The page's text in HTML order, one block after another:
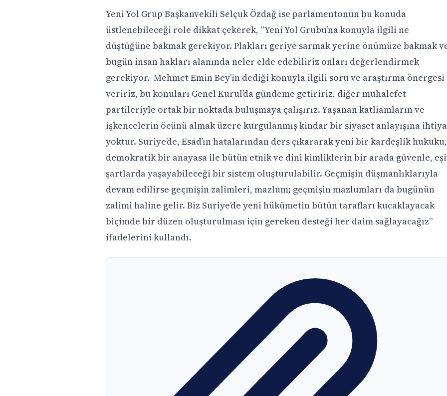
Yeni Yol Grup Başkanvekili Selçuk Özdağ ise parlamentonun bu konuda
üstlenebileceği role dikkat çekerek, “Yeni Yol Grubu’na konuyla ilgili ne
düştüğüne bakmak gerekiyor. Plakları geriye sarmak yerine önümüze bakmak
bugün insan hakları alanında neler elde edebiliriz onları değerlendirmek
gerekiyor. Mehmet Emin Bey’in dediği konuyla ilgili soru ve araştırma önergesi
veririz, bu konuları Genel Kurul’da gündeme getiririz, diğer muhalefet
partileriyle ortak bir noktada buluşmaya çalışırız. Yaşanan katliamların ve
işkencelerin öcünü almak üzere kurgulanmış kindar bir siyaset anlayışına
yoktur. Suriye’de, Esad’ın hatalarından ders çıkararak yeni bir kardeşlik hukuku,
demokratik bir anayasa ile bütün etnik ve dini kimliklerin bir arada güvenle,
şartlarda yaşayabileceği bir sistem oluşturulabilir. Geçmişin düşmanlıklarıyla
devam edilirse geçmişin zalimleri, mazlum; geçmişin mazlumları da bugünün
zalimi haline gelir. Biz Suriye’de yeni hükümetin bütün tarafları kucaklayacak
biçimde bir düzen oluşturulması için gereken desteği her daim sağlayacağız”
ifadelerini kullandı.